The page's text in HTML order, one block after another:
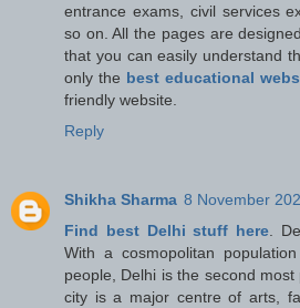
entrance exams, civil services
so on. All the pages are
that you can easily understand
only the best educational
friendly website.
Reply
Shikha Sharma 8 November
Find best Delhi stuff here .
With a cosmopolitan
people, Delhi is the second
city is a major centre of arts,